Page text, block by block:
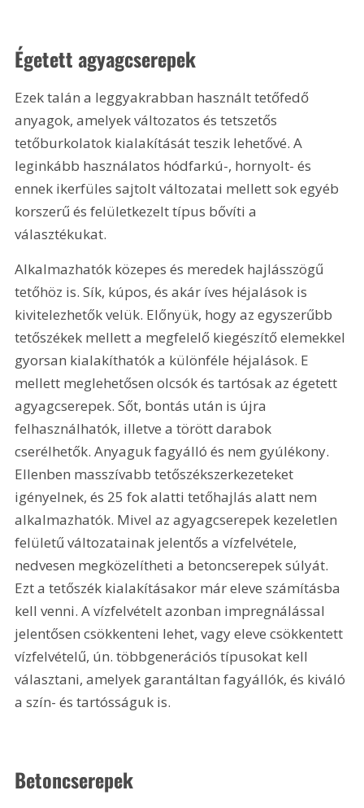
Égetett agyagcserepek
Ezek talán a leggyakrabban használt tetőfedő
anyagok, amelyek változatos és tetszetős
tetőburkolatok kialakítását teszik lehetővé. A
leginkább használatos hódfarkú-, hornyolt- és
ennek ikerfüles sajtolt változatai mellett sok egyéb
korszerű és felületkezelt típus bővíti a
választékukat.
Alkalmazhatók közepes és meredek hajlásszögű
tetőhöz is. Sík, kúpos, és akár íves héjalások is
kivitelezhetők velük. Előnyük, hogy az egyszerűbb
tetőszékek mellett a megfelelő kiegészítő elemekkel
gyorsan kialakíthatók a különféle héjalások. E
mellett meglehetősen olcsók és tartósak az égetett
agyagcserepek. Sőt, bontás után is újra
felhasználhatók, illetve a törött darabok
cserélhetők. Anyaguk fagyálló és nem gyúlékony.
Ellenben masszívabb tetőszékszerkezeteket
igényelnek, és 25 fok alatti tetőhajlás alatt nem
alkalmazhatók. Mivel az agyagcserepek kezeletlen
felületű változatainak jelentős a vízfelvétele,
nedvesen megközelítheti a betoncserepek súlyát.
Ezt a tetőszék kialakításakor már eleve számításba
kell venni. A vízfelvételt azonban impregnálással
jelentősen csökkenteni lehet, vagy eleve csökkentett
vízfelvételű, ún. többgenerációs típusokat kell
választani, amelyek garantáltan fagyállók, és kiváló
a szín- és tartósságuk is.
Betoncserepek